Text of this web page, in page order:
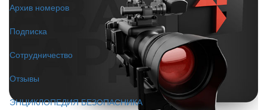
Архив номеров
Подписка
Сотрудничество
Отзывы
ЭНЦИКЛОПЕДИЯ БЕЗОПАСНИКА